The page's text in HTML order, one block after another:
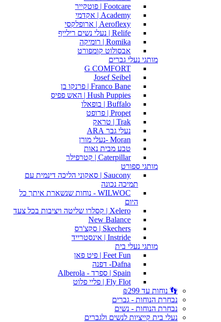
Footcare | פוטקייר
Academy | אקדמי
Aeroflexy | ארופלקסי
Relife | נעלי נשים רילייף
Romika | רומיקה
אבסולוט קומפורט
מותגי נעלי גברים
G COMFORT
Josef Seibel
Franco Bane | פרנקו בן
Hush Puppies | האש פפיס
Buffalo | בופאלו
Propet | פרופט
Trak | טראק
נעלי גבר ARA
Moran -נעלי מורן
טבע מבית נאות
Caterpillar | קטרפילר
מותגי ספורט
Saucony | סאקוני הליכה דינמית עם
תמיכה נכונה
WILWOC - נוחות שנשארת איתך כל
היום
Xelero | קסלרו שליטה ויציבות בכל צעד
New Balance
Skechers | סקצ'רס
Instride | אינסטרייד
מותגי נעלי בית
Feet Fun | פיט פאן
Dafna- דפנה
Spain | ספרד - Alberola
Fly Flot | פליי פלוט
👣 נוחות עד ₪299
נבחרת הנוחות - גברים
נבחרת הנוחות - נשים
נעלי בית קייציות לנשים ולגברים